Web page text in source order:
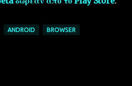
ANDROID BROWSER